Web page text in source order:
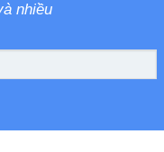
nhiều